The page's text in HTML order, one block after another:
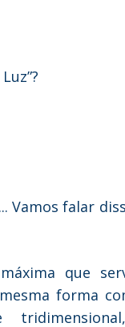
Vamos falar
que
forma